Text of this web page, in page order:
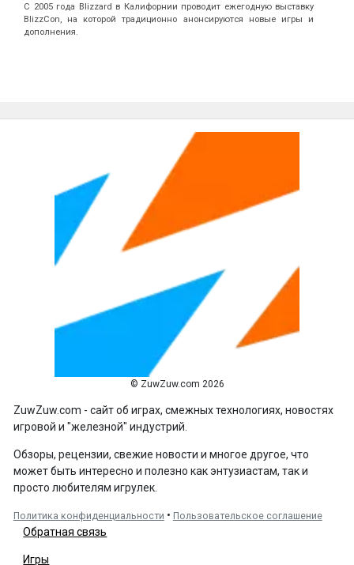
С 2005 года Blizzard в Калифорнии проводит ежегодную выставку
BlizzCon, на которой традиционно анонсируются новые игры и
дополнения.
© ZuwZuw.com 2026
ZuwZuw.com - сайт об играх, смежных технологиях, новостях
игровой и "железной" индустрий.
Обзоры, рецензии, свежие новости и многое другое, что
может быть интересно и полезно как энтузиастам, так и
просто любителям игрулек.
Политика конфиденциальности • Пользовательское соглашение
Обратная связь
Игры